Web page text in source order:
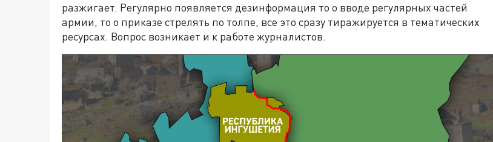
разжигает. Регулярно появляется дезинформация то о вводе регулярных частей
армии, то о приказе стрелять по толпе, все это сразу тиражируется в тематических
ресурсах. Вопрос возникает и к работе журналистов.